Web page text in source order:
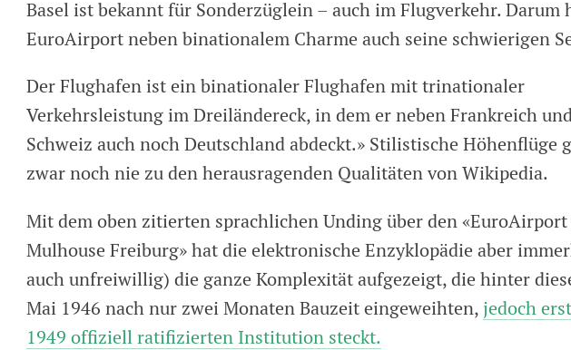
Basel ist bekannt für Sonderzüglein – auch im Flugverkehr. Darum
EuroAirport neben binationalem Charme auch seine schwierigen
Der Flughafen ist ein binationaler Flughafen mit trinationaler
Verkehrsleistung im Dreiländereck, in dem er neben Frankreich
Schweiz auch noch Deutschland abdeckt.» Stilistische Höhenflüge
zwar noch nie zu den herausragenden Qualitäten von Wikipedia.
Mit dem oben zitierten sprachlichen Unding über den «EuroAirport
Mulhouse Freiburg» hat die elektro­nische Enzyklopädie aber
auch unfreiwillig) die ganze Komplexität aufgezeigt, die hinter
Mai 1946 nach nur zwei Monaten Bauzeit eingeweihten, jedoch
1949 offiziell ratifizierten Institution steckt.